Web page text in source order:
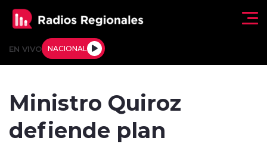
EN VIVO NACIONAL
Ministro Quiroz
defiende plan